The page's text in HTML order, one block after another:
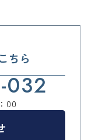
ちら
032
00